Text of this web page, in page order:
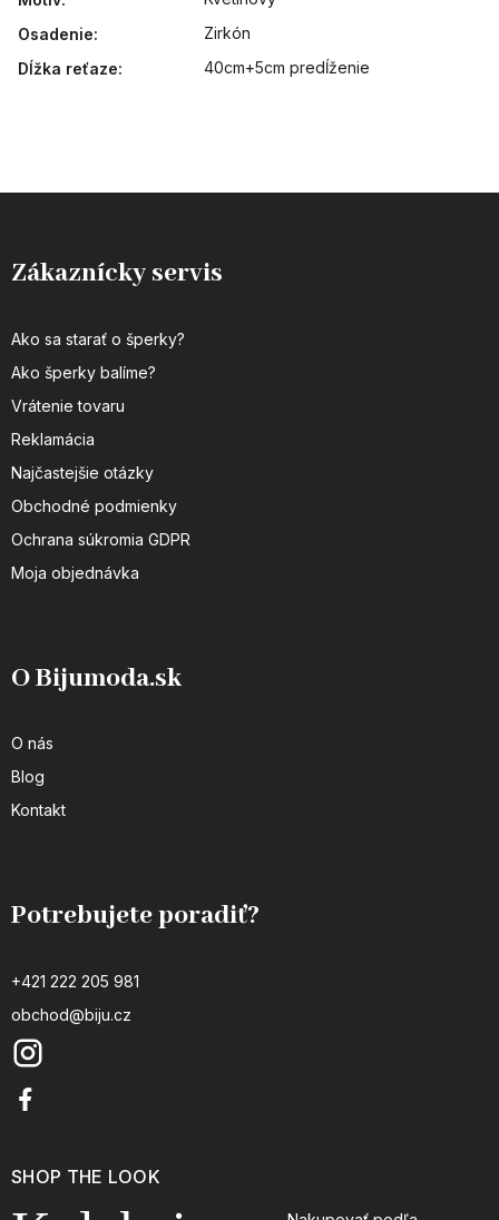
Osadenie:
Zirkón
Dĺžka reťaze: 40cm+5cm predĺženie
Zákaznícky servis
Ako sa starať o šperky?
Ako šperky balíme?
Vrátenie tovaru
Reklamácia
Najčastejšie otázky
Obchodné podmienky
Ochrana súkromia GDPR
Moja objednávka
O Bijumoda.sk
O nás
Blog
Kontakt
Potrebujete poradiť?
+421 222 205 981
obchod@biju.cz
SHOP THE LOOK